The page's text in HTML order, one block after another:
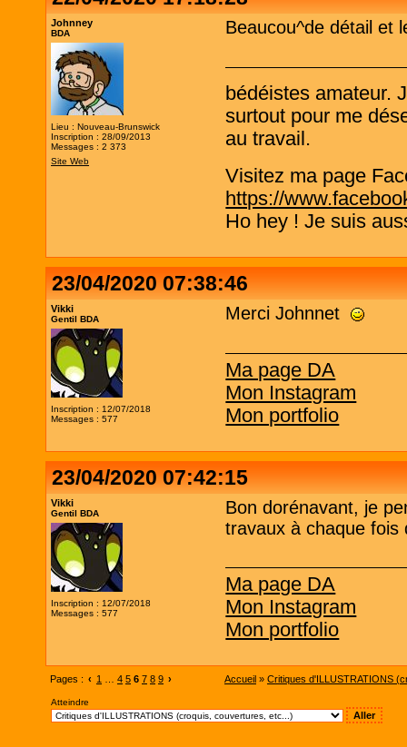
Johnney
BDA
Lieu : Nouveau-Brunswick
Inscription : 28/09/2013
Messages : 2 373
Site Web
Beaucou^de détail et
bédéistes amateur.
surtout pour me
au travail.
Visitez ma page
https://
Ho hey ! Je suis
23/04/2020 07:38:46
Vikki
Gentil BDA
Inscription : 12/07/2018
Messages : 577
Merci Johnnet
Ma page DA
Mon Instagram
Mon portfolio
23/04/2020 07:42:15
Vikki
Gentil BDA
Inscription : 12/07/2018
Messages : 577
Bon dorénavant, je
travaux à chaque
Ma page DA
Mon Instagram
Mon portfolio
Pages : ‹ 1 4 5 6 7 8 9 › Accueil » Critiques d'ILLUSTRATIONS
Atteindre